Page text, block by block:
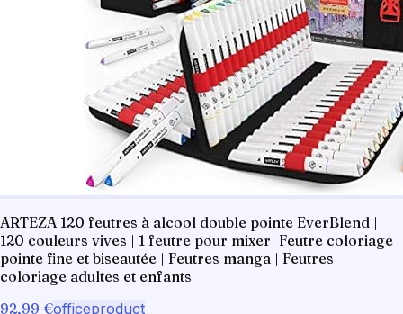
ARTEZA 120 feutres à alcool double pointe EverBlend |
120 couleurs vives | 1 feutre pour mixer| Feutre coloriage
pointe fine et biseautée | Feutres manga | Feutres
coloriage adultes et enfants
92,99 €officeproduct